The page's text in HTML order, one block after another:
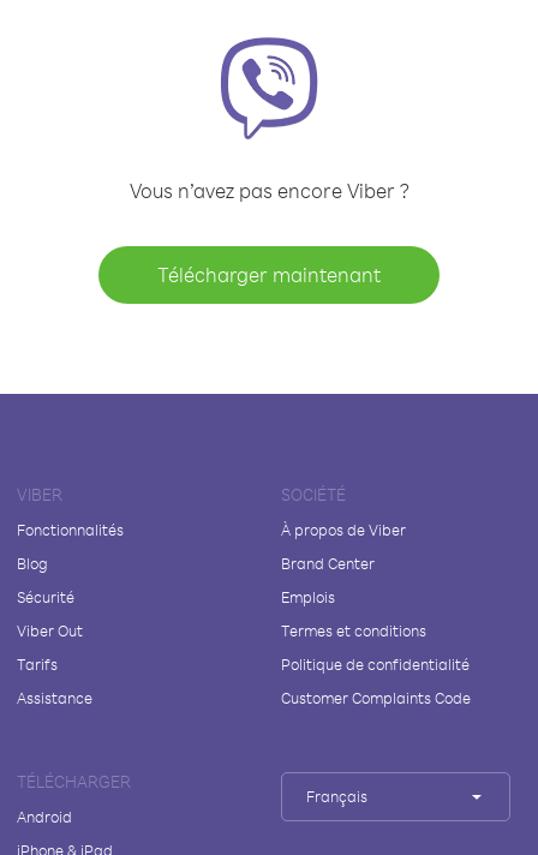
Vous n’avez pas encore Viber ?
Télécharger maintenant
VIBER
Fonctionnalités
Blog
Sécurité
Viber Out
Tarifs
Assistance
SOCIÉTÉ
À propos de Viber
Brand Center
Emplois
Termes et conditions
Politique de confidentialité
Customer Complaints Code
TÉLÉCHARGER
Android
iPhone & iPad
Français